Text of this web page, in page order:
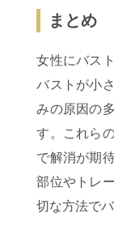
まとめ
女性にバス
バストが小
みの原因の
す。これら
で解消が期
部位やトレ
切な方法で